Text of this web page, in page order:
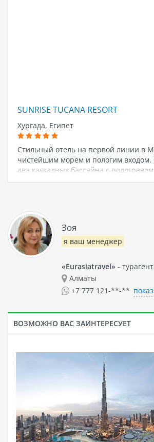
SUNRISE TUCANA RESORT
Хургада, Египет
Стильный отель на первой линии в
чистейшим морем и пологим входом.
два каскадных бассейна с
рестораны, лаундж-зоны. Легкая
аквапарком и ресторанами Royal
меню, фреши и импортный алкоголь
Зоя
я ваш менеджер
«Eurasiatravel» -
Алматы
+7 777 121-**-**
ВОЗМОЖНО ВАС ЗАИНТЕРЕСУЕТ